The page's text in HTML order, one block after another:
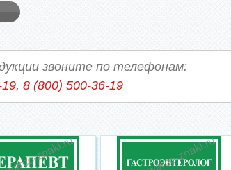
звоните по телефонам:
8 (800) 500-36-19